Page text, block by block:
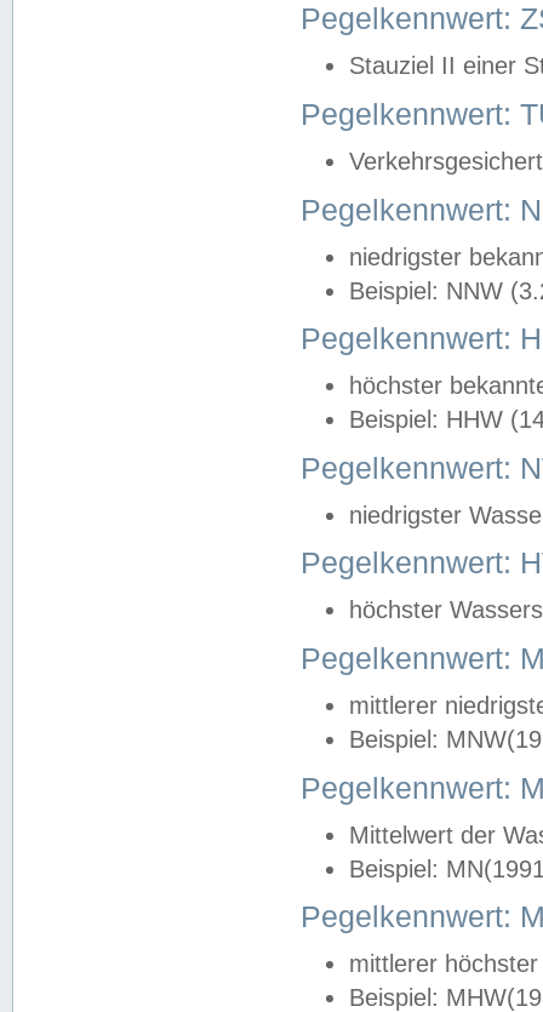
Pegelkennwert:
Stauziel II einer
Pegelkennwert:
Pegelkennwert:
niedrigster
Beispiel: NNW
Pegelkennwert:
höchster
Beispiel: HHW
Pegelkennwert:
niedrigster
Pegelkennwert:
höchster
Pegelkennwert:
mittlerer
Beispiel:
Pegelkennwert:
Mittelwert der
Beispiel:
Pegelkennwert:
mittlerer
Beispiel: